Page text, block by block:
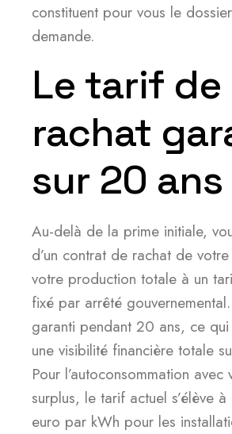
constituent pour vous le
demande.
Le tarif de
rachat
sur 20 ans
Au-delà de la prime initiale,
d’un contrat de rachat de
votre production totale à un
fixé par arrêté
garanti pendant 20 ans, ce qui
une visibilité financière totale
Pour l’autoconsommation avec
surplus, le tarif actuel s’élève
euro par kWh pour les